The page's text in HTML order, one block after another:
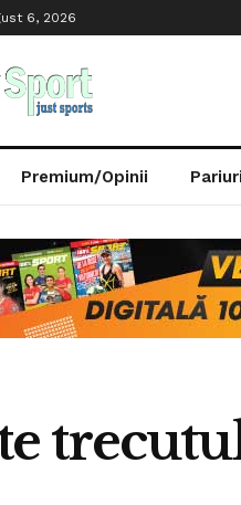
6, 2026
Premium/Opinii